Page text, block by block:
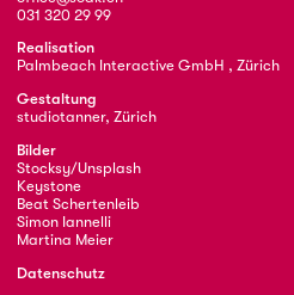
031 320 29 99
Realisation
Palmbeach Interactive GmbH , Zürich
Gestaltung
studiotanner, Zürich
Bilder
Stocksy/Unsplash
Keystone
Beat Schertenleib
Simon Iannelli
Martina Meier
Datenschutz